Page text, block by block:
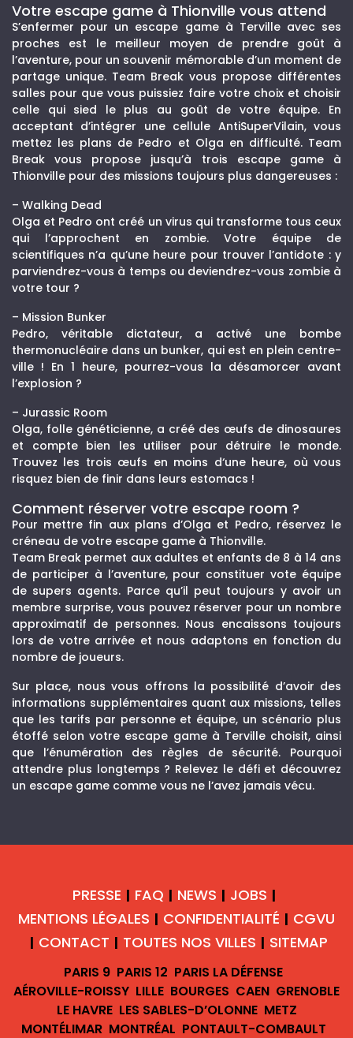
Votre escape game à Thionville vous attend
S’enfermer pour un escape game à Terville avec ses
proches est le meilleur moyen de prendre goût à
l’aventure, pour un souvenir mémorable d’un moment de
partage unique. Team Break vous propose différentes
salles pour que vous puissiez faire votre choix et choisir
celle qui sied le plus au goût de votre équipe. En
acceptant d’intégrer une cellule AntiSuperVilain, vous
mettez les plans de Pedro et Olga en difficulté. Team
Break vous propose jusqu’à trois escape game à
Thionville pour des missions toujours plus dangereuses :
– Walking Dead
Olga et Pedro ont créé un virus qui transforme tous ceux
qui l’approchent en zombie. Votre équipe de
scientifiques n’a qu’une heure pour trouver l’antidote : y
parviendrez-vous à temps ou deviendrez-vous zombie à
votre tour ?
– Mission Bunker
Pedro, véritable dictateur, a activé une bombe
thermonucléaire dans un bunker, qui est en plein centre-
ville ! En 1 heure, pourrez-vous la désamorcer avant
l’explosion ?
– Jurassic Room
Olga, folle généticienne, a créé des œufs de dinosaures
et compte bien les utiliser pour détruire le monde.
Trouvez les trois œufs en moins d‘une heure, où vous
risquez bien de finir dans leurs estomacs !
Comment réserver votre escape room ?
Pour mettre fin aux plans d’Olga et Pedro, réservez le
créneau de votre escape game à Thionville.
Team Break permet aux adultes et enfants de 8 à 14 ans
de participer à l’aventure, pour constituer vote équipe
de supers agents. Parce qu’il peut toujours y avoir un
membre surprise, vous pouvez réserver pour un nombre
approximatif de personnes. Nous encaissons toujours
lors de votre arrivée et nous adaptons en fonction du
nombre de joueurs.
Sur place, nous vous offrons la possibilité d’avoir des
informations supplémentaires quant aux missions, telles
que les tarifs par personne et équipe, un scénario plus
étoffé selon votre escape game à Terville choisit, ainsi
que l’énumération des règles de sécurité. Pourquoi
attendre plus longtemps ? Relevez le défi et découvrez
un escape game comme vous ne l’avez jamais vécu.
PRESSE | FAQ | NEWS | JOBS |
MENTIONS LÉGALES | CONFIDENTIALITÉ | CGVU
| CONTACT | TOUTES NOS VILLES | SITEMAP
PARIS 9 PARIS 12 PARIS LA DÉFENSE
AÉROVILLE-ROISSY LILLE BOURGES CAEN GRENOBLE
LE HAVRE LES SABLES-D’OLONNE METZ
MONTÉLIMAR MONTRÉAL PONTAULT-COMBAULT